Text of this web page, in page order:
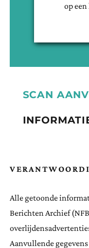
op
SCAN
Alle getoonde
Berichten Archief
Aanvullende